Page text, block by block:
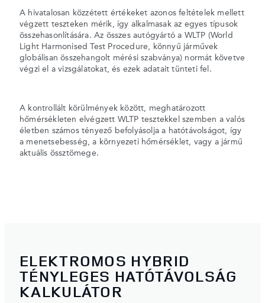
A hivatalosan közzétett értékeket azonos feltételek mellett
végzett teszteken mérik, így alkalmasak az egyes típusok
összehasonlítására. Az összes autógyártó a WLTP (World
Light Harmonised Test Procedure, könnyű járművek
globálisan összehangolt mérési szabványa) normát követve
végzi el a vizsgálatokat, és ezek adatait tünteti fel.
A kontrollált körülmények között, meghatározott
hőmérsékleten elvégzett WLTP tesztekkel szemben a valós
életben számos tényező befolyásolja a hatótávolságot, így
a menetsebesség, a környezeti hőmérséklet, vagy a jármű
aktuális össztömege.
ELEKTROMOS HYBRID
TÉNYLEGES HATÓTÁVOLSÁG
KALKULÁTOR